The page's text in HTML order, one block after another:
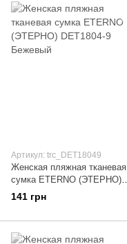
Артикул: trc_DET18049
Женская пляжная тканевая
сумка ETERNO (ЭТЕРНО)
DET1804-9 Бежевый
141 грн